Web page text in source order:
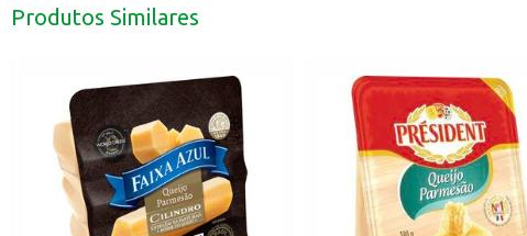
Produtos Similares